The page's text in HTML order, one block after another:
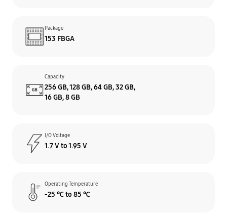
Package
153 FBGA
Capacity
256 GB, 128 GB, 64 GB, 32 GB,
16 GB, 8 GB
I/O Voltage
1.7 V to 1.95 V
Operating Temperature
-25 ℃ to 85 ℃